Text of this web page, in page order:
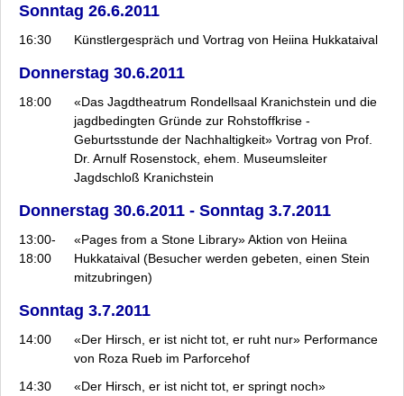
Sonntag 26.6.2011
16:30 Künstlergespräch und Vortrag von Heiina Hukkataival
Donnerstag 30.6.2011
18:00
«Das Jagdtheatrum Rondellsaal Kranichstein und die
jagdbedingten Gründe zur Rohstoffkrise -
Geburtsstunde der Nachhaltigkeit» Vortrag von Prof.
Dr. Arnulf Rosenstock, ehem. Museumsleiter
Jagdschloß Kranichstein
Donnerstag 30.6.2011 - Sonntag 3.7.2011
13:00-
18:00
«Pages from a Stone Library» Aktion von Heiina
Hukkataival (Besucher werden gebeten, einen Stein
mitzubringen)
Sonntag 3.7.2011
14:00
«Der Hirsch, er ist nicht tot, er ruht nur» Performance
von Roza Rueb im Parforcehof
14:30
«Der Hirsch, er ist nicht tot, er springt noch»